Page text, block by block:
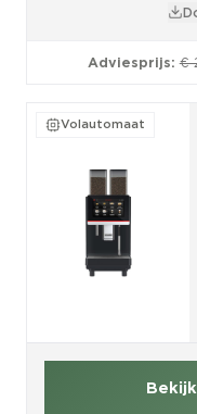
Adviesprijs: €
Volautomaat